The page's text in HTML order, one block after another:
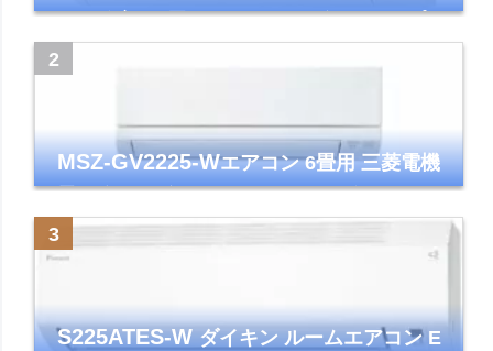
リーズ 主に6畳 ホワイト 2024年モデル プラ
MSZ-GV2225-Wエアコン 6畳用 三菱電機
霧ヶ峰 2025年モデル GVシリーズ ピュアホ
ワイト 清潔 除湿 単相100V
S225ATES-Wダイキン ルームエアコン E